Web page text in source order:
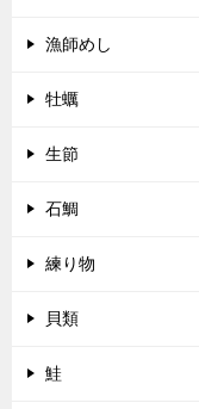
漁師めし
牡蠣
生節
石鯛
練り物
貝類
鮭